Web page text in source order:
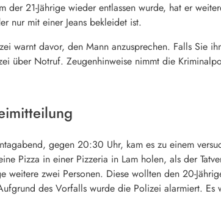
der 21-Jährige wieder entlassen wurde, hat er
nur mit einer Jeans bekleidet ist.
warnt davor, den Mann anzusprechen. Falls Sie
über Notruf. Zeugenhinweise nimmt die
gegen 20:30 Uhr, kam es zu einem
Pizza in einer Pizzeria in Lam holen, als der
weitere zwei Personen. Diese wollten den 20-
des Vorfalls wurde die Polizei alarmiert. Es